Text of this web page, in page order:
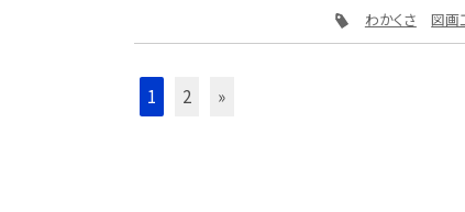
わかくさ
図画
1 2 »